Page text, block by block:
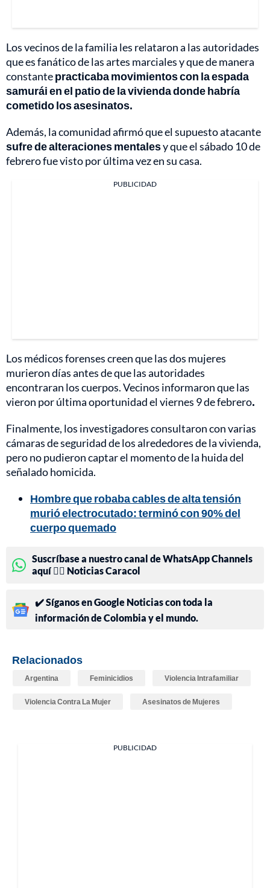
Los vecinos de la familia les relataron a las autoridades
que es fanático de las artes marciales y que de manera
constantepracticaba movimientos con la espada
samurái en el patio de la vivienda donde habría
cometido los asesinatos.
Además, la comunidad afirmó que el supuesto atacante
sufre de alteraciones mentalesy que el sábado 10 de
febrero fue visto por última vez en su casa.
PUBLICIDAD
Los médicos forenses creen que las dos mujeres
murieron días antes de que las autoridades
encontraran los cuerpos. Vecinos informaron que las
vieron por última oportunidad el viernes 9 de febrero.
Finalmente, los investigadores consultaron con varias
cámaras de seguridad de los alrededores de la vivienda,
pero no pudieron captar el momento de la huida del
señalado homicida.
Hombre que robaba cables de alta tensión
murió electrocutado: terminó con 90% del
cuerpo quemado
Suscríbase a nuestro canal de WhatsApp Channels
aquí 👉🏻 Noticias Caracol
✔️ Síganos en Google Noticias con toda la
información de Colombia y el mundo.
Relacionados
Argentina Feminicidios Violencia Intrafamiliar
Violencia Contra La Mujer Asesinatos de Mujeres
PUBLICIDAD